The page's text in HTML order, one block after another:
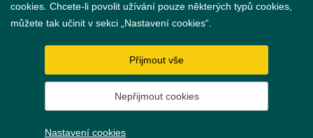
GDPR
Nastavení cookies
cookies. Chcete-li povolit užívání pouze některých typů cookies,
můžete tak učinit v sekci „Nastavení cookies“.
Přijmout vše
Nepřijmout cookies
Nastavení cookies